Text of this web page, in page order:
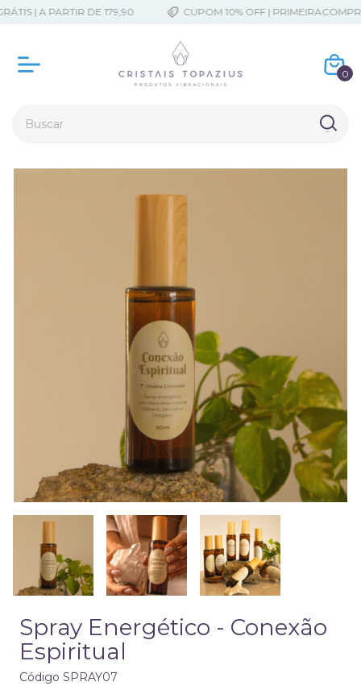
| A PARTIR DE 179,90 CUPOM 10% OFF | PRIMEIRACOMPRA
0
Spray Energético - Conexão
Espiritual
Código SPRAY07